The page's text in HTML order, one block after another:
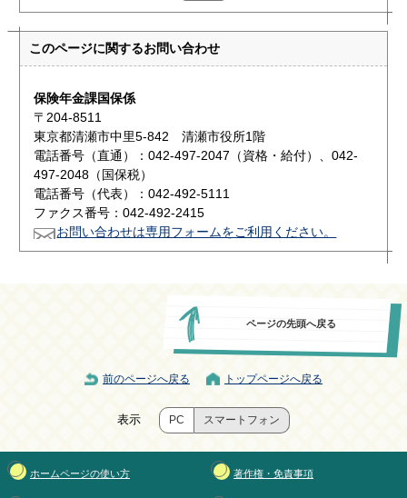
このページに関するお問い合わせ
保険年金課国保係
〒204-8511
東京都清瀬市中里5-842 清瀬市役所1階
電話番号（直通）：042-497-2047（資格・給付）、042-
497-2048（国保税）
電話番号（代表）：042-492-5111
ファクス番号：042-492-2415
お問い合わせは専用フォームをご利用ください。
ページの先頭へ戻る
前のページへ戻る トップページへ戻る
表示 PC スマートフォン
ホームページの使い方 著作権・免責事項